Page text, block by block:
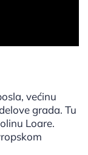
većinu
grada. Tu
Loare.